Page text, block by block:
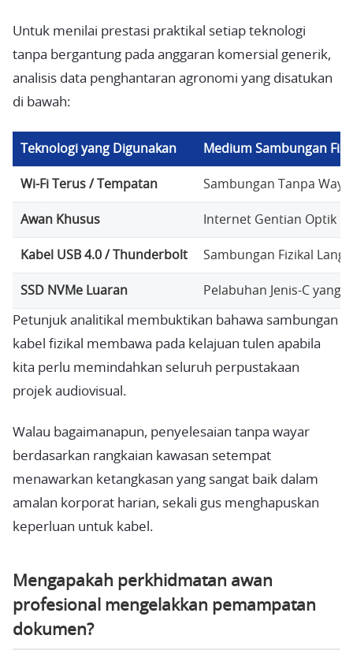
Untuk menilai prestasi praktikal setiap teknologi
tanpa bergantung pada anggaran komersial generik,
analisis data penghantaran agronomi yang disatukan
di bawah:
Teknologi yang Digunakan Medium Sambungan
Wi-Fi Terus / Tempatan Sambungan Tanpa
Awan Khusus Internet Gentian Optik
Kabel USB 4.0 / Thunderbolt Sambungan Fizikal
SSD NVMe Luaran Pelabuhan Jenis-C yang
Petunjuk analitikal membuktikan bahawa sambungan
kabel fizikal membawa pada kelajuan tulen apabila
kita perlu memindahkan seluruh perpustakaan
projek audiovisual.
Walau bagaimanapun, penyelesaian tanpa wayar
berdasarkan rangkaian kawasan setempat
menawarkan ketangkasan yang sangat baik dalam
amalan korporat harian, sekali gus menghapuskan
keperluan untuk kabel.
Mengapakah perkhidmatan awan
profesional mengelakkan pemampatan
dokumen?